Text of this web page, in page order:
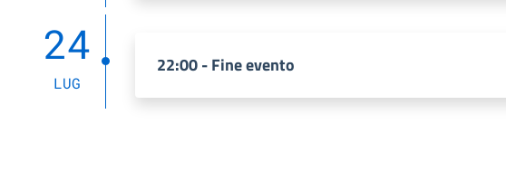
24
LUG
22:00 - Fine evento